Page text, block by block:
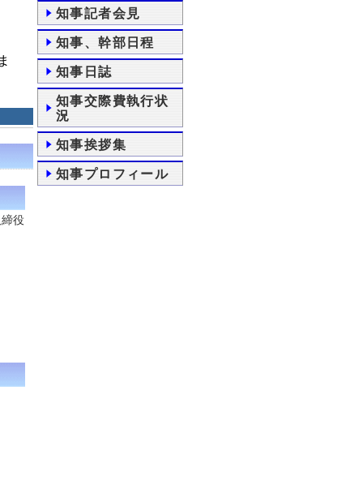
役
知事記者会見
知事、幹部日程
知事日誌
知事交際費執行状
況
知事挨拶集
知事プロフィール